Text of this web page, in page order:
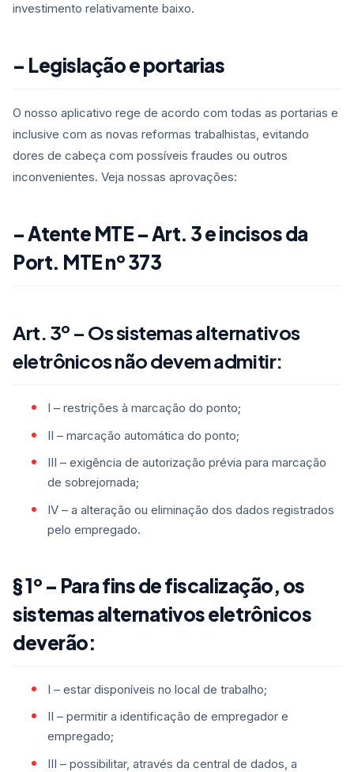
investimento relativamente baixo.
– Legislação e portarias
O nosso aplicativo rege de acordo com todas as portarias e
inclusive com as novas reformas trabalhistas, evitando
dores de cabeça com possíveis fraudes ou outros
inconvenientes. Veja nossas aprovações:
– Atente MTE – Art. 3 e incisos da
Port. MTE nº 373
Art. 3º – Os sistemas alternativos
eletrônicos não devem admitir:
I – restrições à marcação do ponto;
II – marcação automática do ponto;
III – exigência de autorização prévia para marcação
de sobrejornada;
IV – a alteração ou eliminação dos dados registrados
pelo empregado.
§ 1º – Para fins de fiscalização, os
sistemas alternativos eletrônicos
deverão:
I – estar disponíveis no local de trabalho;
II – permitir a identificação de empregador e
empregado;
III – possibilitar, através da central de dados, a